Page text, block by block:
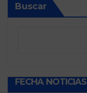
Buscar
FECHA NOTICIAS